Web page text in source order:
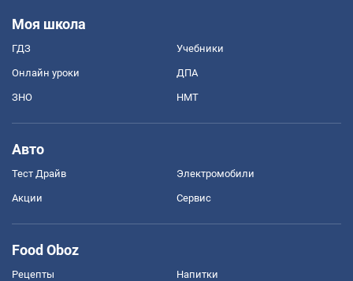
Моя школа
ГДЗ Учебники
Онлайн уроки ДПА
ЗНО НМТ
Авто
Тест Драйв Электромобили
Акции Сервис
Food Oboz
Рецепты Напитки